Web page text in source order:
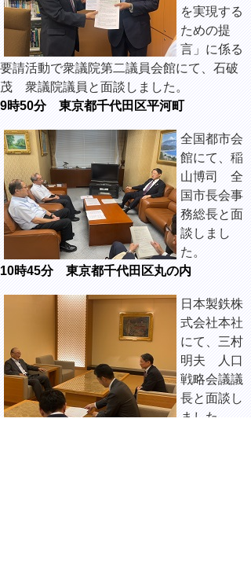
を実現する
ための提
言」に係る
要請活動で衆議院第二議員会館にて、石破
茂 衆議院議員と面談しました。
9時50分 東京都千代田区平河町
全国都市会
館にて、稲
山博司 全
国市長会事
務総長と面
談しまし
た。
10時45分 東京都千代田区丸の内
日本製鉄株
式会社本社
にて、三村
明夫 人口
戦略会議議
長と面談し
ました。